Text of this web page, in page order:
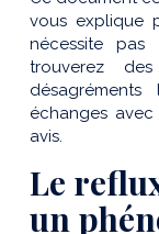
vous explique
nécessite pas
trouverez
échanges
avis.
Le
un